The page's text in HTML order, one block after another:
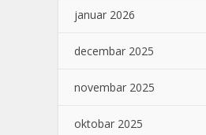
januar 2026
decembar 2025
novembar 2025
oktobar 2025